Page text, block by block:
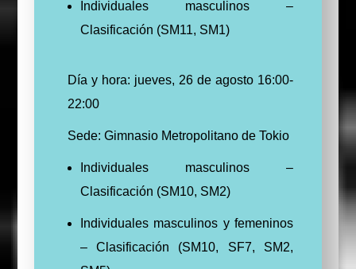
Individuales masculinos –
Clasificación (SM11, SM1)
Día y hora: jueves, 26 de agosto 16:00-
22:00
Sede: Gimnasio Metropolitano de Tokio
Individuales masculinos –
Clasificación (SM10, SM2)
Individuales masculinos y femeninos
– Clasificación (SM10, SF7, SM2,